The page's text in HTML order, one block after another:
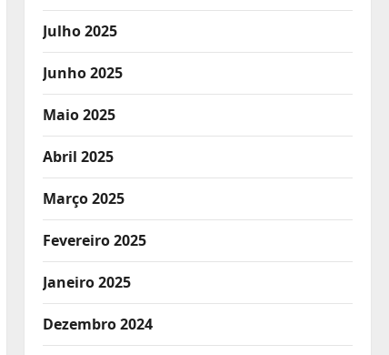
Julho 2025
Junho 2025
Maio 2025
Abril 2025
Março 2025
Fevereiro 2025
Janeiro 2025
Dezembro 2024